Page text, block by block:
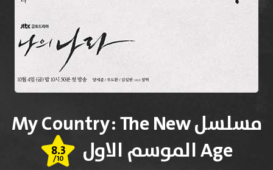
مسلسل My Country: The New
Age الموسم الاول
8.3
/10